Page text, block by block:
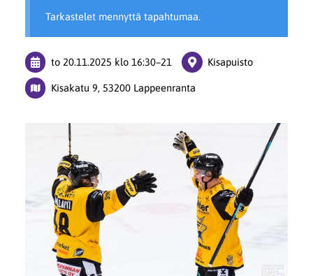
Tarkastelet mennyttä tapahtumaa.
to 20.11.2025 klo 16:30–21 Kisapuisto
Kisakatu 9, 53200 Lappeenranta